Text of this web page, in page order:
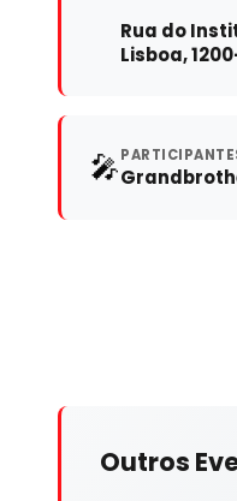
Rua do
Lisboa,
🎤
Outros